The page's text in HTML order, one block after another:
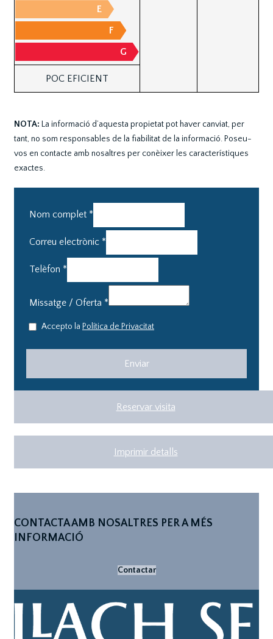
E
F
G
POC EFICIENT
NOTA: La informació d’aquesta propietat pot haver canviat, per
tant, no som responsables de la fiabilitat de la informació. Poseu-
vos en contacte amb nosaltres per conèixer les característiques
exactes.
Nom complet *
Correu electrònic *
Telèfon *
Missatge / Oferta *
Accepto la Política de Privacitat
Reservar visita
Imprimir detalls
CONTACTA AMB NOSALTRES PER A MÉS
INFORMACIÓ
Contactar